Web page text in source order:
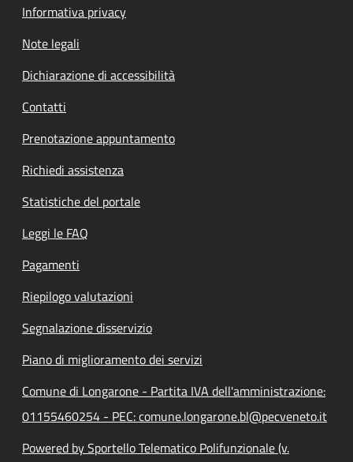
Informativa privacy
Note legali
Dichiarazione di accessibilità
Contatti
Prenotazione appuntamento
Richiedi assistenza
Statistiche del portale
Leggi le FAQ
Pagamenti
Riepilogo valutazioni
Segnalazione disservizio
Piano di miglioramento dei servizi
Comune di Longarone - Partita IVA dell'amministrazione:
01155460254 - PEC: comune.longarone.bl@pecveneto.it
Powered by Sportello Telematico Polifunzionale (v.